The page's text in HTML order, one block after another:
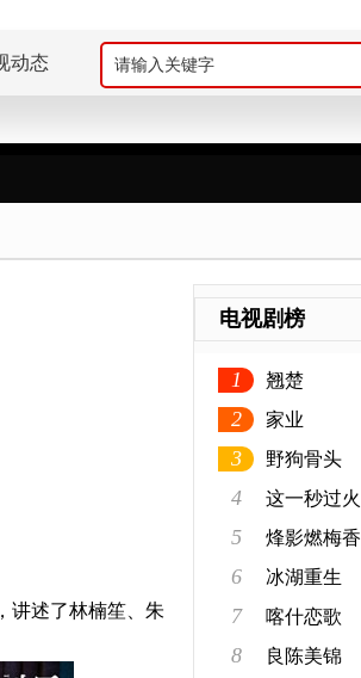
动态
讲述了林楠笙、朱
电视剧榜
1 翘楚
2 家业
3 野狗骨头
4 这一秒过火
5 烽影燃梅香
6 冰湖重生
7 喀什恋歌
8 良陈美锦